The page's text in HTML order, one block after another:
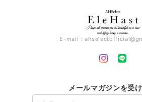
E-mail：
メールマガジンを受